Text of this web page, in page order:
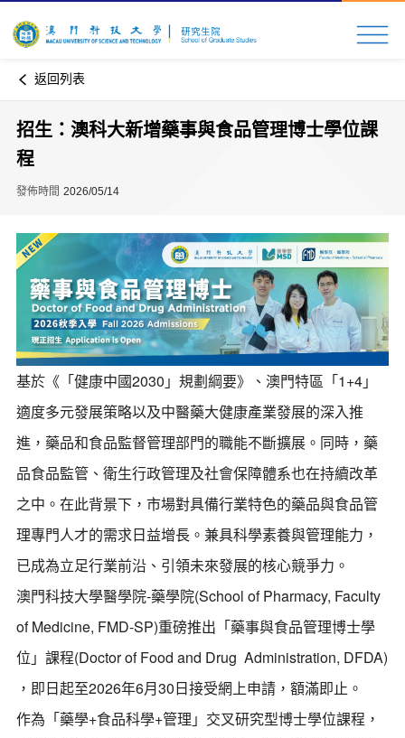
返回列表
招生：澳科大新增藥事與食品管理博士學位課
程
發佈時間 2026/05/14
基於《「健康中國2030」規劃綱要》、澳門特區「1+4」
適度多元發展策略以及中醫藥大健康產業發展的深入推
進，藥品和食品監督管理部門的職能不斷擴展。同時，藥
品食品監管、衛生行政管理及社會保障體系也在持續改革
之中。在此背景下，市場對具備行業特色的藥品與食品管
理專門人才的需求日益增長。兼具科學素養與管理能力，
已成為立足行業前沿、引領未來發展的核心競爭力。
澳門科技大學醫學院-藥學院(School of Pharmacy, Faculty
of Medicine, FMD-SP)重磅推出「藥事與食品管理博士學
位」課程(Doctor of Food and Drug Administration, DFDA)
，即日起至2026年6月30日接受網上申請，額滿即止。
作為「藥學+食品科學+管理」交叉研究型博士學位課程，